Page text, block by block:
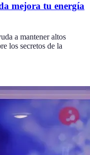
mejora tu energía
a mantener altos
los secretos de la